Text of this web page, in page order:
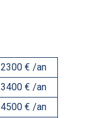
2300 € /an
3400 € /an
4500 € /an